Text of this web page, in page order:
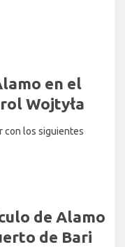
en el
Wojtyła
con los siguientes
de Alamo
de Bari